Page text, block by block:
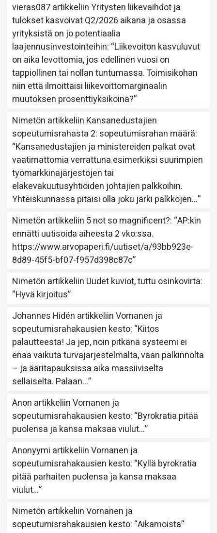
vieras087artikkeliinYritysten liikevaihdot ja
tulokset kasvoivat Q2/2026 aikana ja osassa
yrityksistä on jo potentiaalia
laajennusinvestointeihin: “Liikevoiton kasvuluvut
on aika levottomia, jos edellinen vuosi on
tappiollinen tai nollan tuntumassa. Toimisikohan
niin että ilmoittaisi liikevoittomarginaalin
muutoksen prosenttiyksiköinä?”
Nimetön artikkeliin Kansanedustajien
sopeutumisrahasta 2: sopeutumisrahan määrä:
“Kansanedustajien ja ministereiden palkat ovat
vaatimattomia verrattuna esimerkiksi suurimpien
työmarkkinajärjestöjen tai
eläkevakuutusyhtiöiden johtajien palkkoihin.
Yhteiskunnassa pitäisi olla joku järki palkkojen…”
Nimetön artikkeliin 5 not so magnificent?: “AP:kin
ennätti uutisoida aiheesta 2 vko:ssa.
https://www.arvopaperi.fi/uutiset/a/93bb923e-
8d89-45f5-bf07-f957d398c87c”
Nimetön artikkeliin Uudet kuviot, tuttu osinkovirta:
“Hyvä kirjoitus”
Johannes Hidén artikkeliinVornanen ja
sopeutumisrahakausien kesto: “Kiitos
palautteesta! Ja jep, noin pitkänä systeemi ei
enää vaikuta turvajärjestelmältä, vaan palkinnolta
– ja ääritapauksissa aika massiiviselta
sellaiselta. Palaan…”
Anon artikkeliinVornanen ja
sopeutumisrahakausien kesto: “Byrokratia pitää
puolensa ja kansa maksaa viulut…”
Anonyymi artikkeliinVornanen ja
sopeutumisrahakausien kesto: “Kyllä byrokratia
pitää parhaiten puolensa ja kansa maksaa
viulut…”
Nimetön artikkeliinVornanen ja
sopeutumisrahakausien kesto: “Aikamoista”